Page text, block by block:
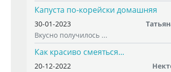
Капуста по-корейски домашняя
30-01-2023
Вкусно получилось ...
Как красиво смеяться...
20-12-2022